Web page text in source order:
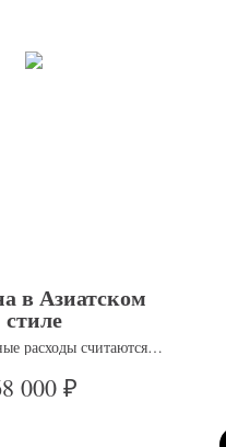
в Азиатском
стиле
расходы считаются
отдельно)
000 ₽